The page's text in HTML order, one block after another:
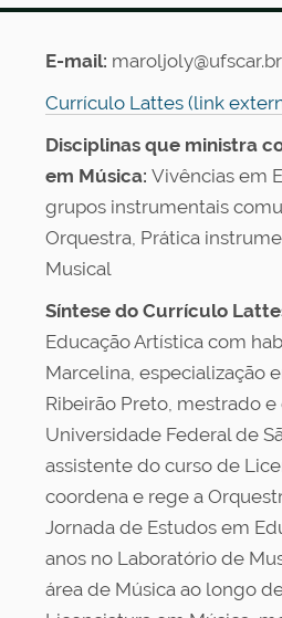
E-mail: maroljoly@ufscar.br
Currículo Lattes (link
Disciplinas que ministra
em Música: Vivências em
grupos instrumentais
Orquestra, Prática
Musical
Síntese do Currículo
Educação Artística com
Marcelina, especialização
Ribeirão Preto, mestrado
Universidade Federal de
assistente do curso de
coordena e rege a
Jornada de Estudos em
anos no Laboratório de
área de Música ao longo